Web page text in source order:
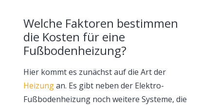
Welche Faktoren bestimmen
die Kosten für eine
Fußbodenheizung?
Hier kommt es zunächst auf die Art der
Heizungan. Es gibt neben der Elektro-
Fußbodenheizung noch weitere Systeme, die